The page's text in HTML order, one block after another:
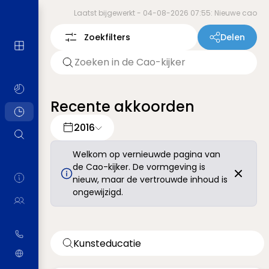
Laatst bijgewerkt - 04-08-2026 07:55: Nieuwe cao
Zoekfilters Delen
Recente akkoorden
2016
Welkom op vernieuwde pagina van
de Cao-kijker. De vormgeving is
nieuw, maar de vertrouwde inhoud is
ongewijzigd.